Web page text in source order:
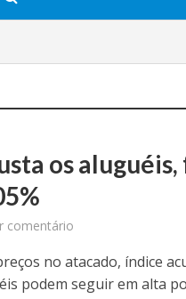
os
comentário
no atacado, índice
podem seguir em alta